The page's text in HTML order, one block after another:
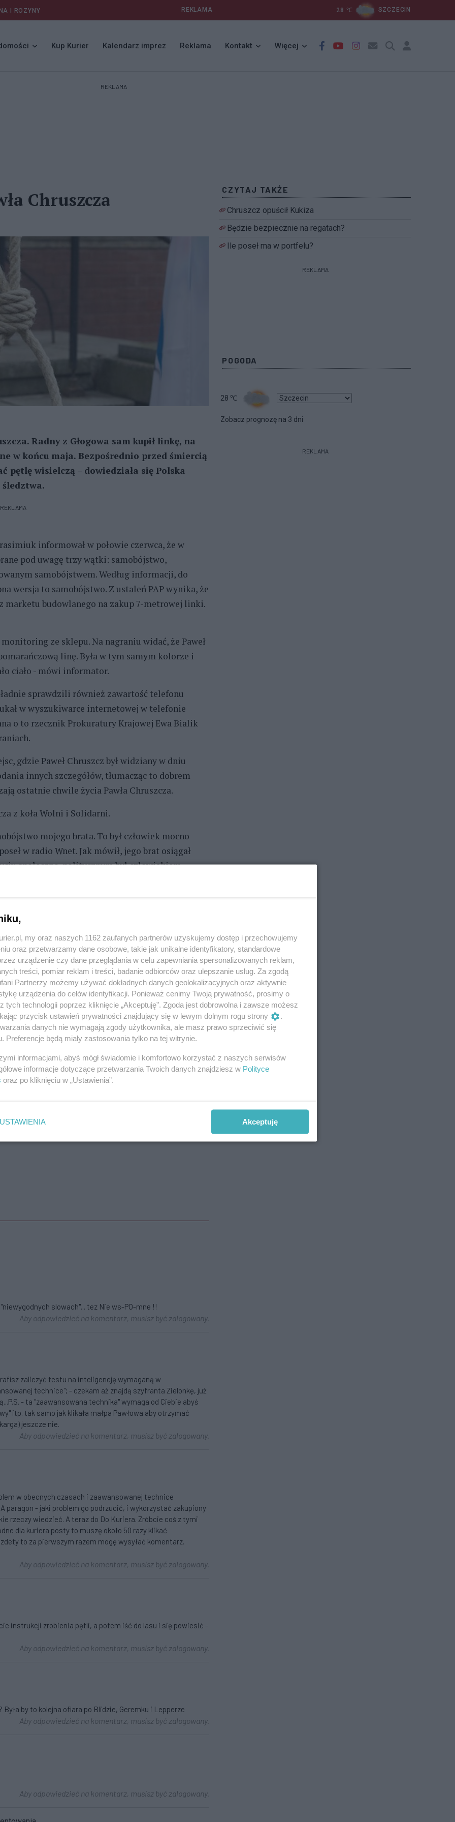
I ROZYNY REKLAMA 28 ℃ SZCZECIN
Kup Kurier Kalendarz imprez Reklama Kontakt Więcej
REKLAMA
Chruszcza
Radny z Głogowa sam kupił linkę, na
w końcu maja. Bezpośrednio przed śmiercią
pętlę wisielczą – dowiedziała się Polska
śledztwa.
REKLAMA
informował w połowie czerwca, że w
pod uwagę trzy wątki: samobójstwo,
samobójstwem. Według informacji, do
wersja to samobójstwo. Z ustaleń PAP wynika, że
marketu budowlanego na zakup 7-metrowej linki.
ze sklepu. Na nagraniu widać, że Paweł
linę. Była w tym samym kolorze i
ciało - mówi informator.
sprawdzili również zawartość telefonu
w wyszukiwarce internetowej w telefonie
o to rzecznik Prokuratury Krajowej Ewa Bialik
gdzie Paweł Chruszcz był widziany w dniu
innych szczegółów, tłumacząc to dobrem
ostatnie chwile życia Pawła Chruszcza.
z koła Wolni i Solidarni.
mojego brata. To był człowiek mocno
w radio Wnet. Jak mówił, jego brat osiągał
społeczno-politycznym był człowiekiem
dnia maja. Jak podawały media ciało było
że radny przed śmiercią miał się
stanu w KPRM Maciejem Wąsikiem, by
przez władze miasta przedszkola po zaniżonej
którego chodził jego najmłodszy syn, gdy na
się nad niepełnosprawnym dzieckiem.
interesował się też KGHM. Oskarżał
szkodliwego arsenu. Złożył zawiadomienie
z huty w Głogowie wskazujące, że normy nie są
umorzono.
slowach"... tez Nie ws-PO-mne !!
Aby odpowiedzieć na komentarz, musisz być zalogowany.
zaliczyć testu na inteligencję wymaganą w
technice"; - czekam aż znajdą szyfranta Zielonkę, już
- ta "zaawansowana technika" wymaga od Ciebie abyś
itp. tak samo jak klikała małpa Pawłowa aby otrzymać
jeszcze nie.
Aby odpowiedzieć na komentarz, musisz być zalogowany.
w obecnych czasach i zaawansowanej technice
paragon - jaki problem go podrzucić, i wykorzystać zakupiony
rzeczy wiedzieć. A teraz do Do Kuriera. Zróbcie coś z tymi
dla kuriera posty to muszę około 50 razy klikać
to za pierwszym razem mogę wysyłać komentarz.
Aby odpowiedzieć na komentarz, musisz być zalogowany.
instrukcji zrobienia pętli, a potem iść do lasu i się powiesić -
Aby odpowiedzieć na komentarz, musisz być zalogowany.
by to kolejna ofiara po Blidzie, Geremku i Lepperze
Aby odpowiedzieć na komentarz, musisz być zalogowany.
Aby odpowiedzieć na komentarz, musisz być zalogowany.
CZYTAJ TAKŻE
Chruszcz opuścił Kukiza
Będzie bezpiecznie na regatach?
Ile poseł ma w portfelu?
REKLAMA
POGODA
28 ℃
Zobacz prognozę na 3 dni
REKLAMA
my oraz naszych 1162 zaufanych partnerów uzyskujemy dostęp i przechowujemy
oraz przetwarzamy dane osobowe, takie jak unikalne identyfikatory, standardowe
urządzenie czy dane przeglądania w celu zapewniania spersonalizowanych reklam,
treści, pomiar reklam i treści, badanie odbiorców oraz ulepszanie usług. Za zgodą
Partnerzy możemy używać dokładnych danych geolokalizacyjnych oraz aktywnie
urządzenia do celów identyfikacji. Ponieważ cenimy Twoją prywatność, prosimy o
tych technologii poprzez kliknięcie „Akceptuję”. Zgoda jest dobrowolna i zawsze możesz
przycisk ustawień prywatności znajdujący się w lewym dolnym rogu strony
.
danych nie wymagają zgody użytkownika, ale masz prawo sprzeciwić się
Preferencje będą miały zastosowania tylko na tej witrynie.
informacjami, abyś mógł świadomie i komfortowo korzystać z naszych serwisów
informacje dotyczące przetwarzania Twoich danych znajdziesz w Polityce
oraz po kliknięciu w „Ustawienia”.
USTAWIENIA Akceptuję